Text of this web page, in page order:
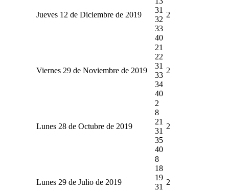
Jueves 12 de Diciembre de 2019
31
32
33
40
2
Viernes 29 de Noviembre de 2019
21
22
31
33
34
40
2
Lunes 28 de Octubre de 2019
2
8
21
31
35
40
2
Lunes 29 de Julio de 2019
8
18
19
31
2